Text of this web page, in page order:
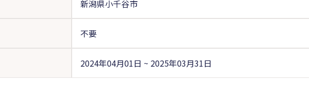
新潟県小千谷市
不要
2024年04月01日 ~ 2025年03月31日